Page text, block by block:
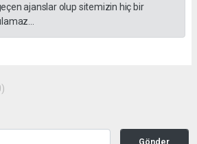
ajanslar olup sitemizin hiç bir
Gönder